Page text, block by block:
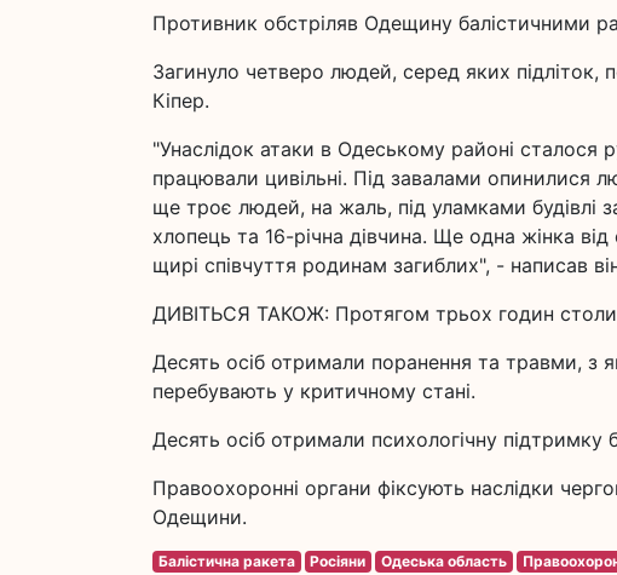
Противник обстріляв Одещину балістичними
Загинуло четверо людей, серед яких
Кіпер.
"Унаслідок атаки в Одеському районі сталося
працювали цивільні. Під завалами
ще троє людей, на жаль, під уламками будівлі
хлопець та 16-річна дівчина. Ще одна жінка
щирі співчуття родинам загиблих", - написав
ДИВІТЬСЯ ТАКОЖ: Протягом трьох годин
Десять осіб отримали поранення та травми, з
перебувають у критичному стані.
Десять осіб отримали психологічну підтримку
Правоохоронні органи фіксують наслідки
Одещини.
Балістична ракета Росіяни Одеська область